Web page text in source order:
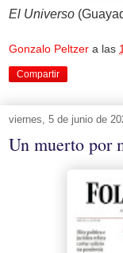
El Universo
Gonzalo Peltzer a las
Compartir
viernes, 5 de junio de
Un muerto por